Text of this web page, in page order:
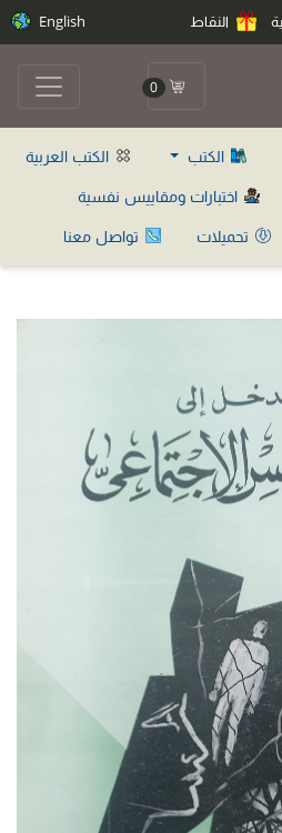
النقاط
English
0
الكتب
الكتب العربية
اختبارات ومقاييس نفسية
تحميلات تواصل معنا